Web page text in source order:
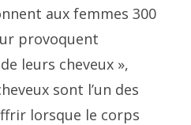
aux femmes 300
provoquent
leurs cheveux »,
sont l’un des
lorsque le corps